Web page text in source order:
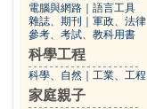
電腦與網路
語言工具
雜誌、期刊
軍政、法律
參考、考試、教科用書
科學工程
科學、自然 工業、工程
家庭親子